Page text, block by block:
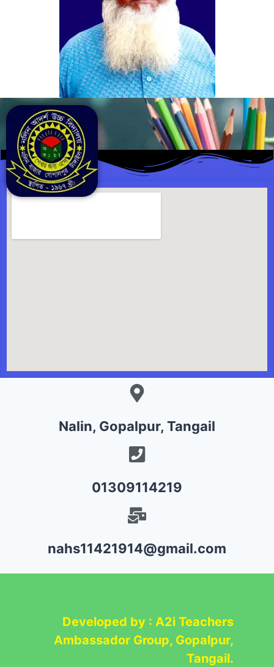
Nalin, Gopalpur, Tangail
01309114219
nahs11421914@gmail.com
Developed by : A2i Teachers
Ambassador Group, Gopalpur,
Tangail.